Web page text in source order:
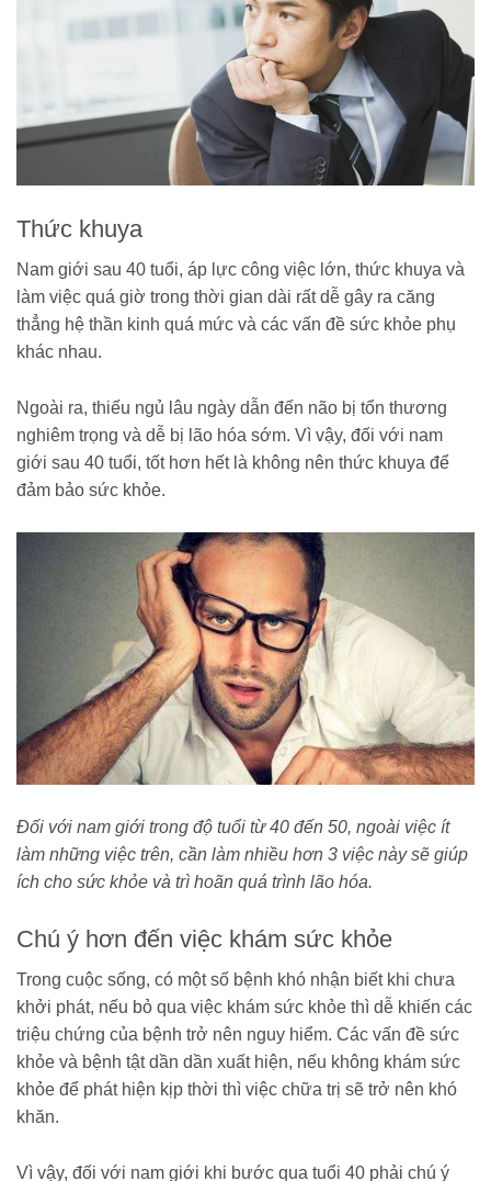
Thức khuya
Nam giới sau 40 tuổi, áp lực công việc lớn, thức khuya và
làm việc quá giờ trong thời gian dài rất dễ gây ra căng
thẳng hệ thần kinh quá mức và các vấn đề sức khỏe phụ
khác nhau.
Ngoài ra, thiếu ngủ lâu ngày dẫn đến não bị tổn thương
nghiêm trọng và dễ bị lão hóa sớm. Vì vậy, đối với nam
giới sau 40 tuổi, tốt hơn hết là không nên thức khuya để
đảm bảo sức khỏe.
Đối với nam giới trong độ tuổi từ 40 đến 50, ngoài việc ít
làm những việc trên, cần làm nhiều hơn 3 việc này sẽ giúp
ích cho sức khỏe và trì hoãn quá trình lão hóa.
Chú ý hơn đến việc khám sức khỏe
Trong cuộc sống, có một số bệnh khó nhận biết khi chưa
khởi phát, nếu bỏ qua việc khám sức khỏe thì dễ khiến các
triệu chứng của bệnh trở nên nguy hiểm. Các vấn đề sức
khỏe và bệnh tật dần dần xuất hiện, nếu không khám sức
khỏe để phát hiện kịp thời thì việc chữa trị sẽ trở nên khó
khăn.
Vì vậy, đối với nam giới khi bước qua tuổi 40 phải chú ý